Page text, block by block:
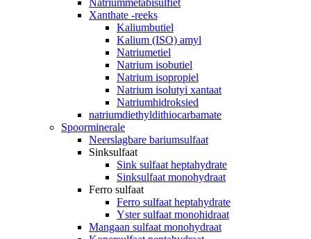
Natriummetabisulfiet
Xanthate -reeks
Kaliumbutiel
Kalium (ISO) amyl
Natriumetiel
Natrium isobutiel
Natrium isopropiel
Natrium isolutyi xantaat
Natriumhidroksied
natriumdiethyldithiocarbamate
Spoorminerale
Neerslagbare bariumsulfaat
Sinksulfaat
Sink sulfaat heptahydrate
Sinksulfaat monohydraat
Ferro sulfaat
Ferro sulfaat heptahydrate
Yster sulfaat monohidraat
Mangaan sulfaat monohydraat